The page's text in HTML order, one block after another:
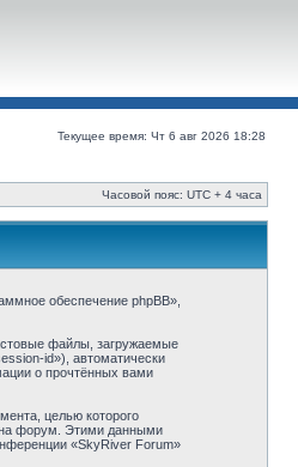
Текущее время: Чт 6 авг 2026 18:28
Часовой пояс: UTC + 4 часа
обеспечение phpBB»,
файлы, загружаемые
id»), автоматически
о прочтённых вами
целью которого
на форум. Этими данными
«SkyRiver Forum»